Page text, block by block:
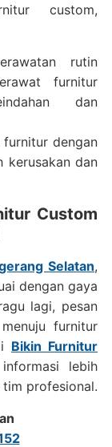
custom,
rutin
furnitur
dan
furnitur dengan
kerusakan dan
Custom
Selatan,
dengan gaya
lagi, pesan
furnitur
Bikin Furnitur
lebih
profesional.